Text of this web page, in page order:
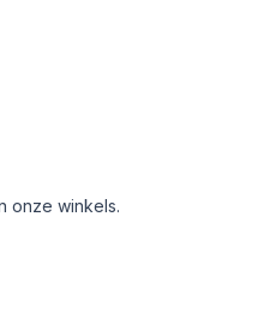
onze winkels.